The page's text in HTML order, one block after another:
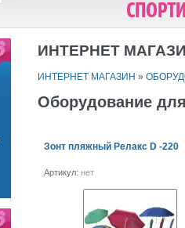
ИНТЕРНЕТ
ИНТЕРНЕТ МАГАЗИН »
Оборудование
Зонт пляжный Релакс D -220
Артикул: нет